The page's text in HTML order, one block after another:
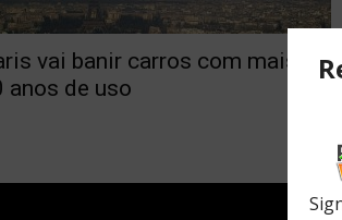
vai banir carros com mais de
anos de uso